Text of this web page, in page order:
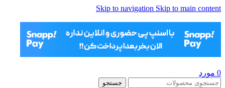
Skip to navigation Skip to main content
0 مورد
جستجو